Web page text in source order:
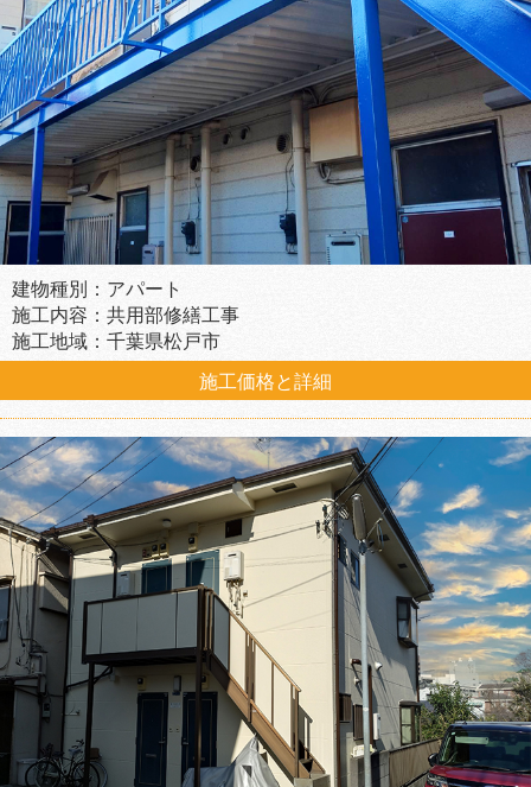
建物種別：アパート
施工内容：共用部修繕工事
施工地域：千葉県松戸市
施工価格と詳細